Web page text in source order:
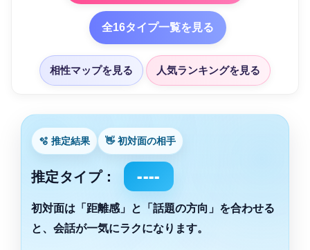
全16タイプ一覧を見る
相性マップを見る 人気ランキングを見る
🫧 推定結果 👋 初対面の相手
推定タイプ： ----
初対面は「距離感」と「話題の方向」を合わせる
と、会話が一気にラクになります。